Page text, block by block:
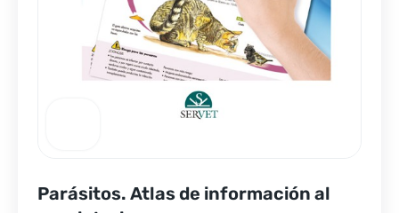
Parásitos. Atlas de información al